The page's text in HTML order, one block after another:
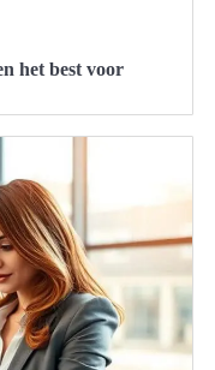
het best voor